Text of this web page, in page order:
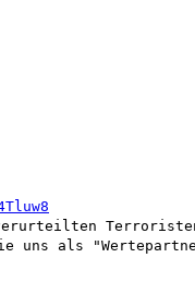
uns als